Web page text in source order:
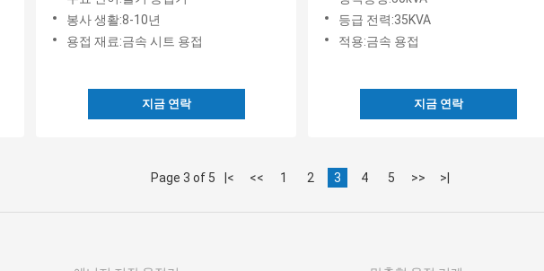
봉사 생활:8-10년
용접 재료:금속 시트 용접
지금 연락
등급 전력:35KVA
적용:금속 용접
지금 연락
Page 3 of 5 |< << 1 2 3 4 5 >> >|